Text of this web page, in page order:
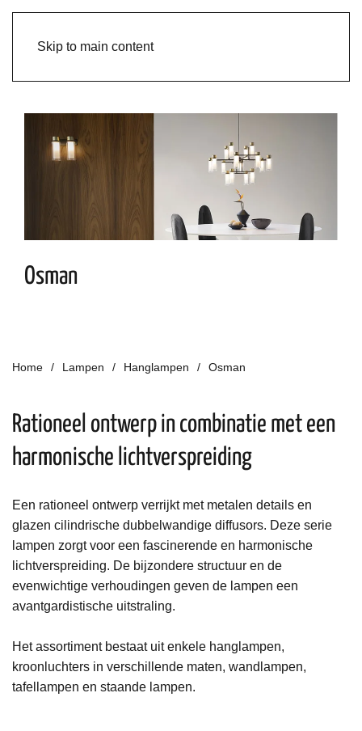
Skip to main content
Osman
Home Lampen Hanglampen Osman
Rationeel ontwerp in combinatie met een
harmonische lichtverspreiding
Een rationeel ontwerp verrijkt met metalen details en
glazen cilindrische dubbelwandige diffusors. Deze serie
lampen zorgt voor een fascinerende en harmonische
lichtverspreiding. De bijzondere structuur en de
evenwichtige verhoudingen geven de lampen een
avantgardistische uitstraling.
Het assortiment bestaat uit enkele hanglampen,
kroonluchters in verschillende maten, wandlampen,
tafellampen en staande lampen.